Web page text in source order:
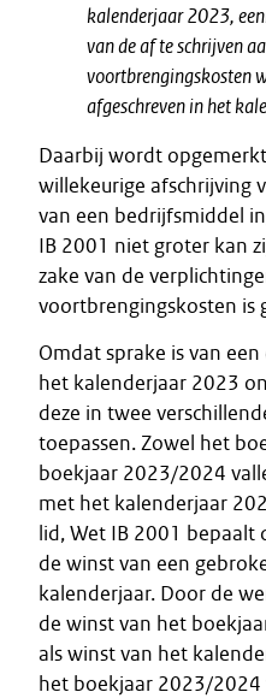
kalenderjaar 2023,
van de af te schrijven
voortbrengingskosten
afgeschreven in het
Daarbij wordt
willekeurige afschrijving
van een bedrijfsmiddel
IB 2001 niet groter kan
zake van de
voortbrengingskosten is
Omdat sprake is van
het kalenderjaar 2023
deze in twee
toepassen. Zowel het
boekjaar 2023/2024
met het kalenderjaar
lid, Wet IB 2001
de winst van een
kalenderjaar. Door de
de winst van het
als winst van het
het boekjaar 2023/